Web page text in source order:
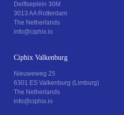
Delftseplein 30M
3013 AA Rotterdam
The Netherlands
info@ciphix.io
Ciphix Valkenburg
Nieuweweg 25
6301 ES Valkenburg (Limburg)
The Netherlands
info@ciphix.io